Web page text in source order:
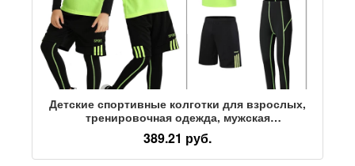
Детские спортивные колготки для взрослых,
тренировочная одежда, мужская
быстросохнущая одежда для бега,
баскетбольный футбольный тренировочный
костюм для родителей и детей
389.21 руб.